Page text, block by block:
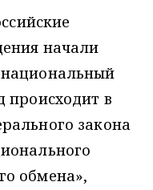
начали
происходит в
закона
обмена»,